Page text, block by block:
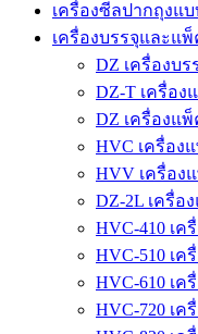
เครื่องซีลปากถุงแ
เครื่องบรรจุและแ
DZ เครื่องบ
DZ-T เครื่อ
DZ เครื่องแ
HVC เครื่อง
HVV เครื่อง
DZ-2L เครื่
HVC-410 เ
HVC-510 เ
HVC-610 เ
HVC-720 เ